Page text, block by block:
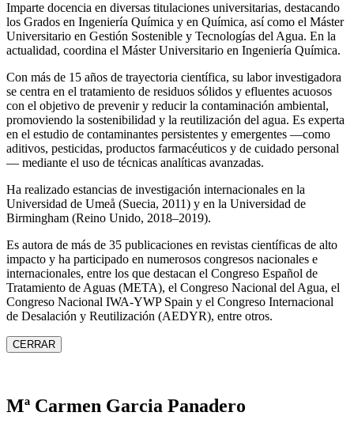
Imparte docencia en diversas titulaciones universitarias, destacando
los Grados en Ingeniería Química y en Química, así como el Máster
Universitario en Gestión Sostenible y Tecnologías del Agua. En la
actualidad, coordina el Máster Universitario en Ingeniería Química.
Con más de 15 años de trayectoria científica, su labor investigadora
se centra en el tratamiento de residuos sólidos y efluentes acuosos
con el objetivo de prevenir y reducir la contaminación ambiental,
promoviendo la sostenibilidad y la reutilización del agua. Es experta
en el estudio de contaminantes persistentes y emergentes —como
aditivos, pesticidas, productos farmacéuticos y de cuidado personal
— mediante el uso de técnicas analíticas avanzadas.
Ha realizado estancias de investigación internacionales en la
Universidad de Umeå (Suecia, 2011) y en la Universidad de
Birmingham (Reino Unido, 2018–2019).
Es autora de más de 35 publicaciones en revistas científicas de alto
impacto y ha participado en numerosos congresos nacionales e
internacionales, entre los que destacan el Congreso Español de
Tratamiento de Aguas (META), el Congreso Nacional del Agua, el
Congreso Nacional IWA‑YWP Spain y el Congreso Internacional
de Desalación y Reutilización (AEDYR), entre otros.
CERRAR
Mª Carmen Garcia Panadero